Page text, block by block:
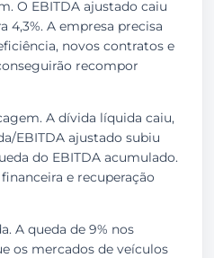
O EBITDA ajustado caiu
4,3%. A empresa precisa
novos contratos e
recompor
A dívida líquida caiu,
EBITDA ajustado subiu
do EBITDA acumulado.
e recuperação
A queda de 9% nos
os mercados de veículos